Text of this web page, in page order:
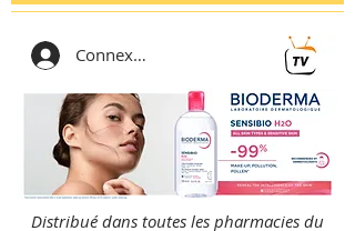
Connexion
Distribué dans toutes les pharmacies du